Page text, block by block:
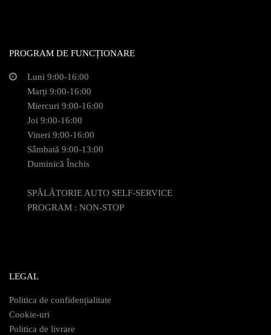
PROGRAM DE FUNCȚIONARE
Luni 9:00-16:00
Marți 9:00-16:00
Miercuri 9:00-16:00
Joi 9:00-16:00
Vineri 9:00-16:00
Sâmbată 9:00-13:00
Duminică Închis
SPĂLĂTORIE AUTO SELF-SERVICE
PROGRAM : NON-STOP
LEGAL
Politica de confidențialitate
Cookie-uri
Politica de livrare